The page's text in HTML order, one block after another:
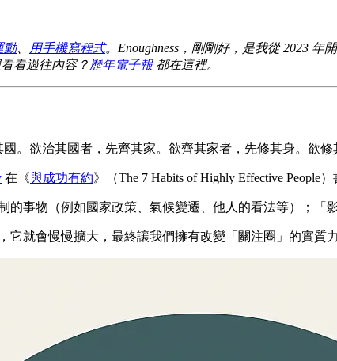
動、 用手機寫程式。Enoughness，剛剛好，是我從 2023
看過往內容？ 歷年電子報都在這裡。
。欲治其國者，先齊其家。欲齊其家者，先修其身。欲修
在《與成功有約》（The 7 Habits of Highly Effective People
的事物（例如國家政策、氣候變遷、他人的看法等）；
它就會慢慢擴大，最終讓我們擁有改變「關注圈」的實質力